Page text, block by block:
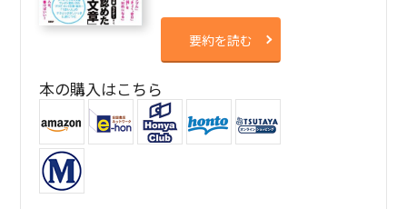
要約を読む
本の購入はこちら